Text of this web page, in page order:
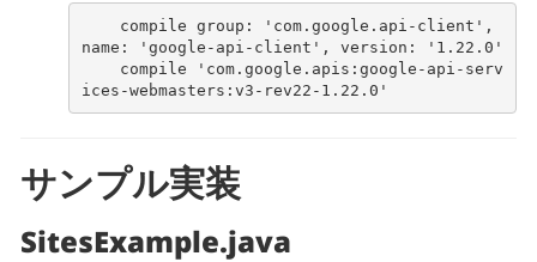
compile group: 'com.google.api-client' ,
name:
'google-api-client' , version:
'1.22.0'
compile
'com.google.apis:google-api-serv
ices-webmasters:v3-rev22-1.22.0'
サンプル実装
SitesExample.java